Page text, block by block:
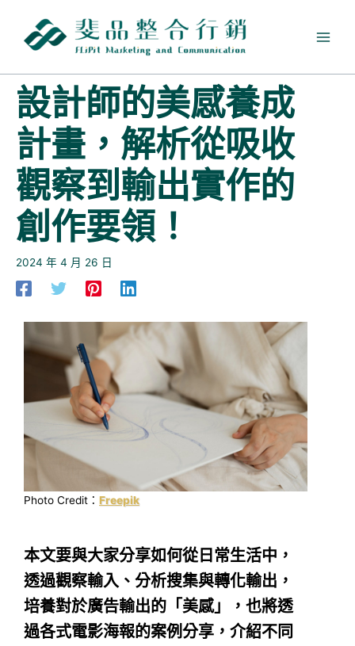
內
設計師的美感養成
計畫，解析從吸收
觀察到輸出實作的
創作要領！
2024 年 4 月 26 日
Photo Credit： Freepik
本文要與大家分享如何從日常生活中，
透過觀察輸入、分析搜集與轉化輸出，
培養對於廣告輸出的「美感」，也將透
過各式電影海報的案例分享，介紹不同